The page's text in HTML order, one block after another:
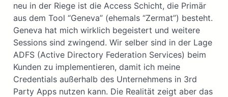
neu in der Riege ist die Access Schicht, die Primär
aus dem Tool “Geneva” (ehemals “Zermat”) besteht.
Geneva hat mich wirklich begeistert und weitere
Sessions sind zwingend. Wir selber sind in der Lage
ADFS (Active Directory Federation Services) beim
Kunden zu implementieren, damit ich meine
Credentials außerhalb des Unternehmens in 3rd
Party Apps nutzen kann. Die Realität zeigt aber das